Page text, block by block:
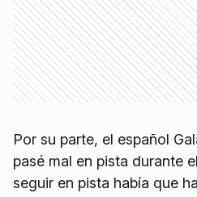
Por su parte, el español
pasé mal en pista durante
seguir en pista había que